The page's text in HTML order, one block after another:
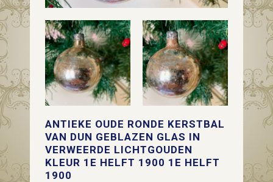
ANTIEKE OUDE RONDE KERSTBAL
VAN DUN GEBLAZEN GLAS IN
VERWEERDE LICHTGOUDEN
KLEUR 1E HELFT 1900 1E HELFT
1900